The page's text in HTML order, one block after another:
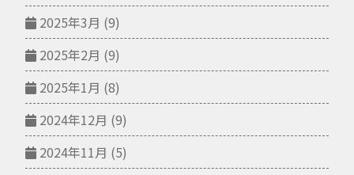
2025年3月 (9)
2025年2月 (9)
2025年1月 (8)
2024年12月 (9)
2024年11月 (5)